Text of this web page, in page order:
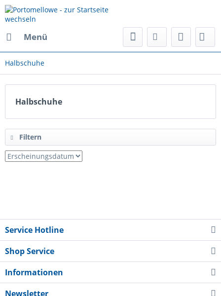
Menü
Halbschuhe
Halbschuhe
Filtern
Service Hotline
Shop Service
Informationen
Newsletter